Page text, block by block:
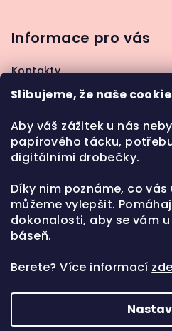
Slibujeme, že naše
Aby váš zážitek u nás
papírového tácku,
digitálními drobečky.
Díky nim poznáme, co
můžeme vylepšit.
dokonalosti, aby se vám
báseň.
Berete?Více informací zde
t
Informace pro vás
Kontakty
Jak nakupovat
Obchodní podmínky
Ochrana osobních údajů
Kontakt
play@playt.cz